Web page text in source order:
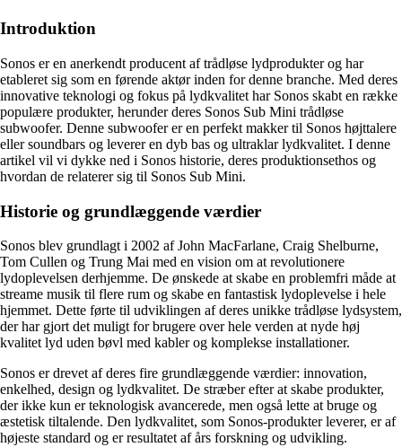
Introduktion
Sonos er en anerkendt producent af trådløse lydprodukter og har
etableret sig som en førende aktør inden for denne branche. Med deres
innovative teknologi og fokus på lydkvalitet har Sonos skabt en række
populære produkter, herunder deres Sonos Sub Mini trådløse
subwoofer. Denne subwoofer er en perfekt makker til Sonos højttalere
eller soundbars og leverer en dyb bas og ultraklar lydkvalitet. I denne
artikel vil vi dykke ned i Sonos historie, deres produktionsethos og
hvordan de relaterer sig til Sonos Sub Mini.
Historie og grundlæggende værdier
Sonos blev grundlagt i 2002 af John MacFarlane, Craig Shelburne,
Tom Cullen og Trung Mai med en vision om at revolutionere
lydoplevelsen derhjemme. De ønskede at skabe en problemfri måde at
streame musik til flere rum og skabe en fantastisk lydoplevelse i hele
hjemmet. Dette førte til udviklingen af deres unikke trådløse lydsystem,
der har gjort det muligt for brugere over hele verden at nyde høj
kvalitet lyd uden bøvl med kabler og komplekse installationer.
Sonos er drevet af deres fire grundlæggende værdier: innovation,
enkelhed, design og lydkvalitet. De stræber efter at skabe produkter,
der ikke kun er teknologisk avancerede, men også lette at bruge og
æstetisk tiltalende. Den lydkvalitet, som Sonos-produkter leverer, er af
højeste standard og er resultatet af års forskning og udvikling.